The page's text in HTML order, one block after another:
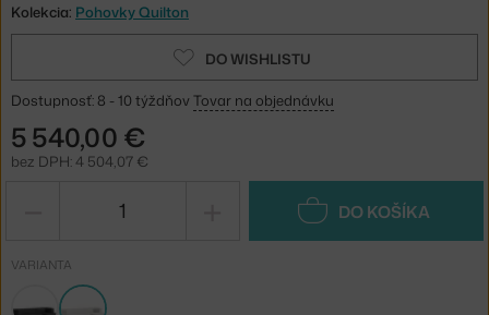
Kolekcia: Pohovky Quilton
DO WISHLISTU
Dostupnosť: 8 - 10 týždňov Tovar na objednávku
5 540,00 €
bez DPH: 4 504,07 €
DO KOŠÍKA
VARIANTA